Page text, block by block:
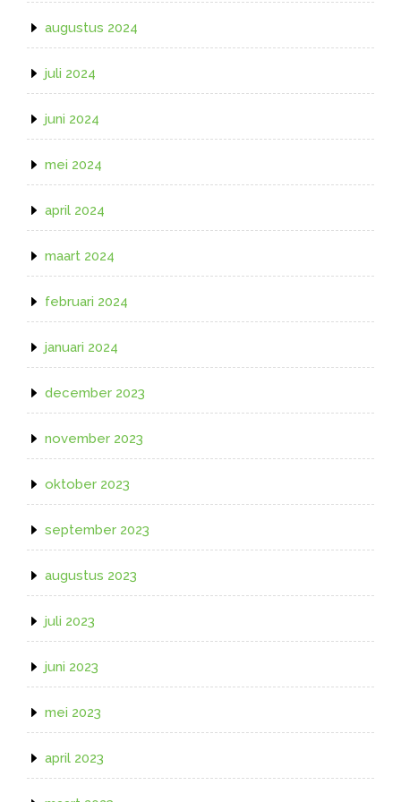
augustus 2024
juli 2024
juni 2024
mei 2024
april 2024
maart 2024
februari 2024
januari 2024
december 2023
november 2023
oktober 2023
september 2023
augustus 2023
juli 2023
juni 2023
mei 2023
april 2023